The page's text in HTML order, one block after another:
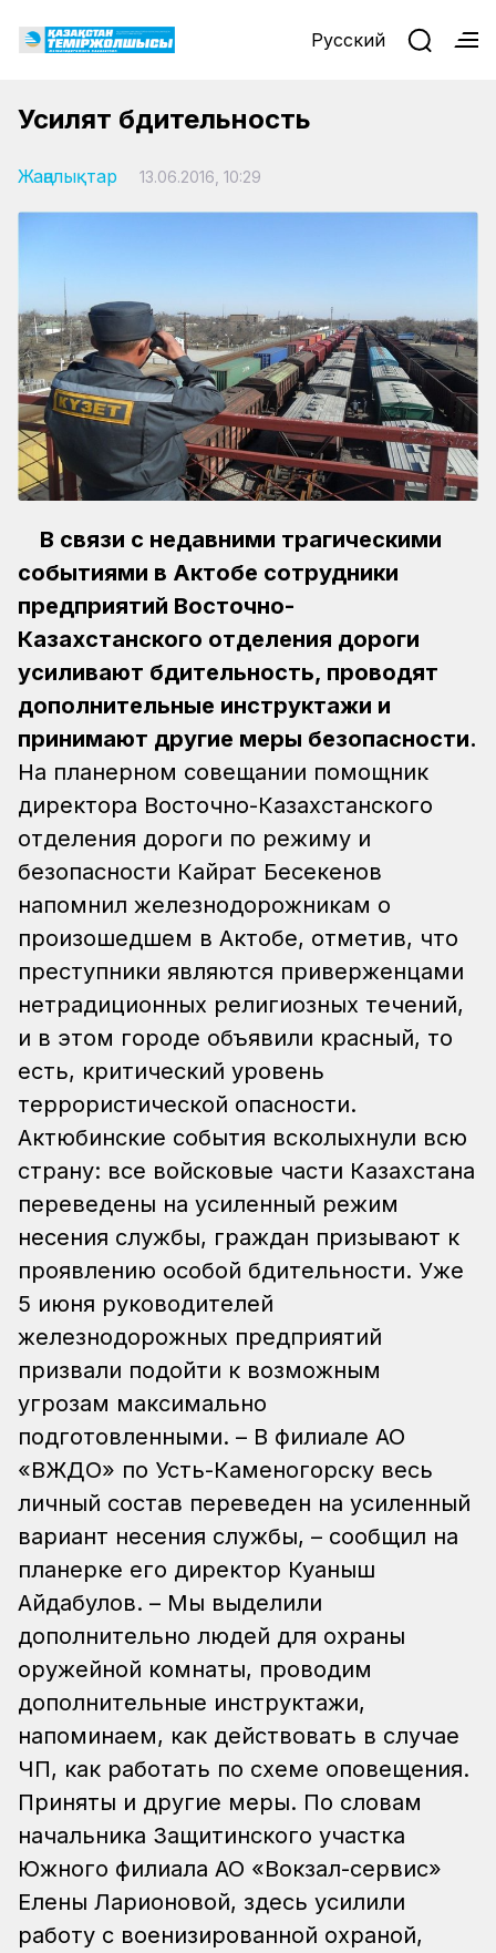
Русский
Усилят бдительность
Жаңалықтар 13.06.2016, 10:29
В связи с недавними трагическими
событиями в Актобе сотрудники
предприятий Восточно-
Казахстанского отделения дороги
усиливают бдительность, проводят
дополнительные инструктажи и
принимают другие меры безопасности.
На планерном совещании помощник
директора Восточно-Казахстанского
отделения дороги по режиму и
безопасности Кайрат Бесекенов
напомнил железнодорожникам о
произошедшем в Актобе, отметив, что
преступники являются приверженцами
нетрадиционных религиозных течений,
и в этом городе объявили красный, то
есть, критический уровень
террористической опасности.
Актюбинские события всколыхнули всю
страну: все войсковые части Казахстана
переведены на усиленный режим
несения службы, граждан призывают к
проявлению особой бдительности. Уже
5 июня руководителей
железнодорожных предприятий
призвали подойти к возможным
угрозам максимально
подготовленными. – В филиале АО
«ВЖДО» по Усть-Каменогорску весь
личный состав переведен на усиленный
вариант несения службы, – сообщил на
планерке его директор Куаныш
Айдабулов. – Мы выделили
дополнительно людей для охраны
оружейной комнаты, проводим
дополнительные инструктажи,
напоминаем, как действовать в случае
ЧП, как работать по схеме оповещения.
Приняты и другие меры. По словам
начальника Защитинского участка
Южного филиала АО «Вокзал-сервис»
Елены Ларионовой, здесь усилили
работу с военизированной охраной,